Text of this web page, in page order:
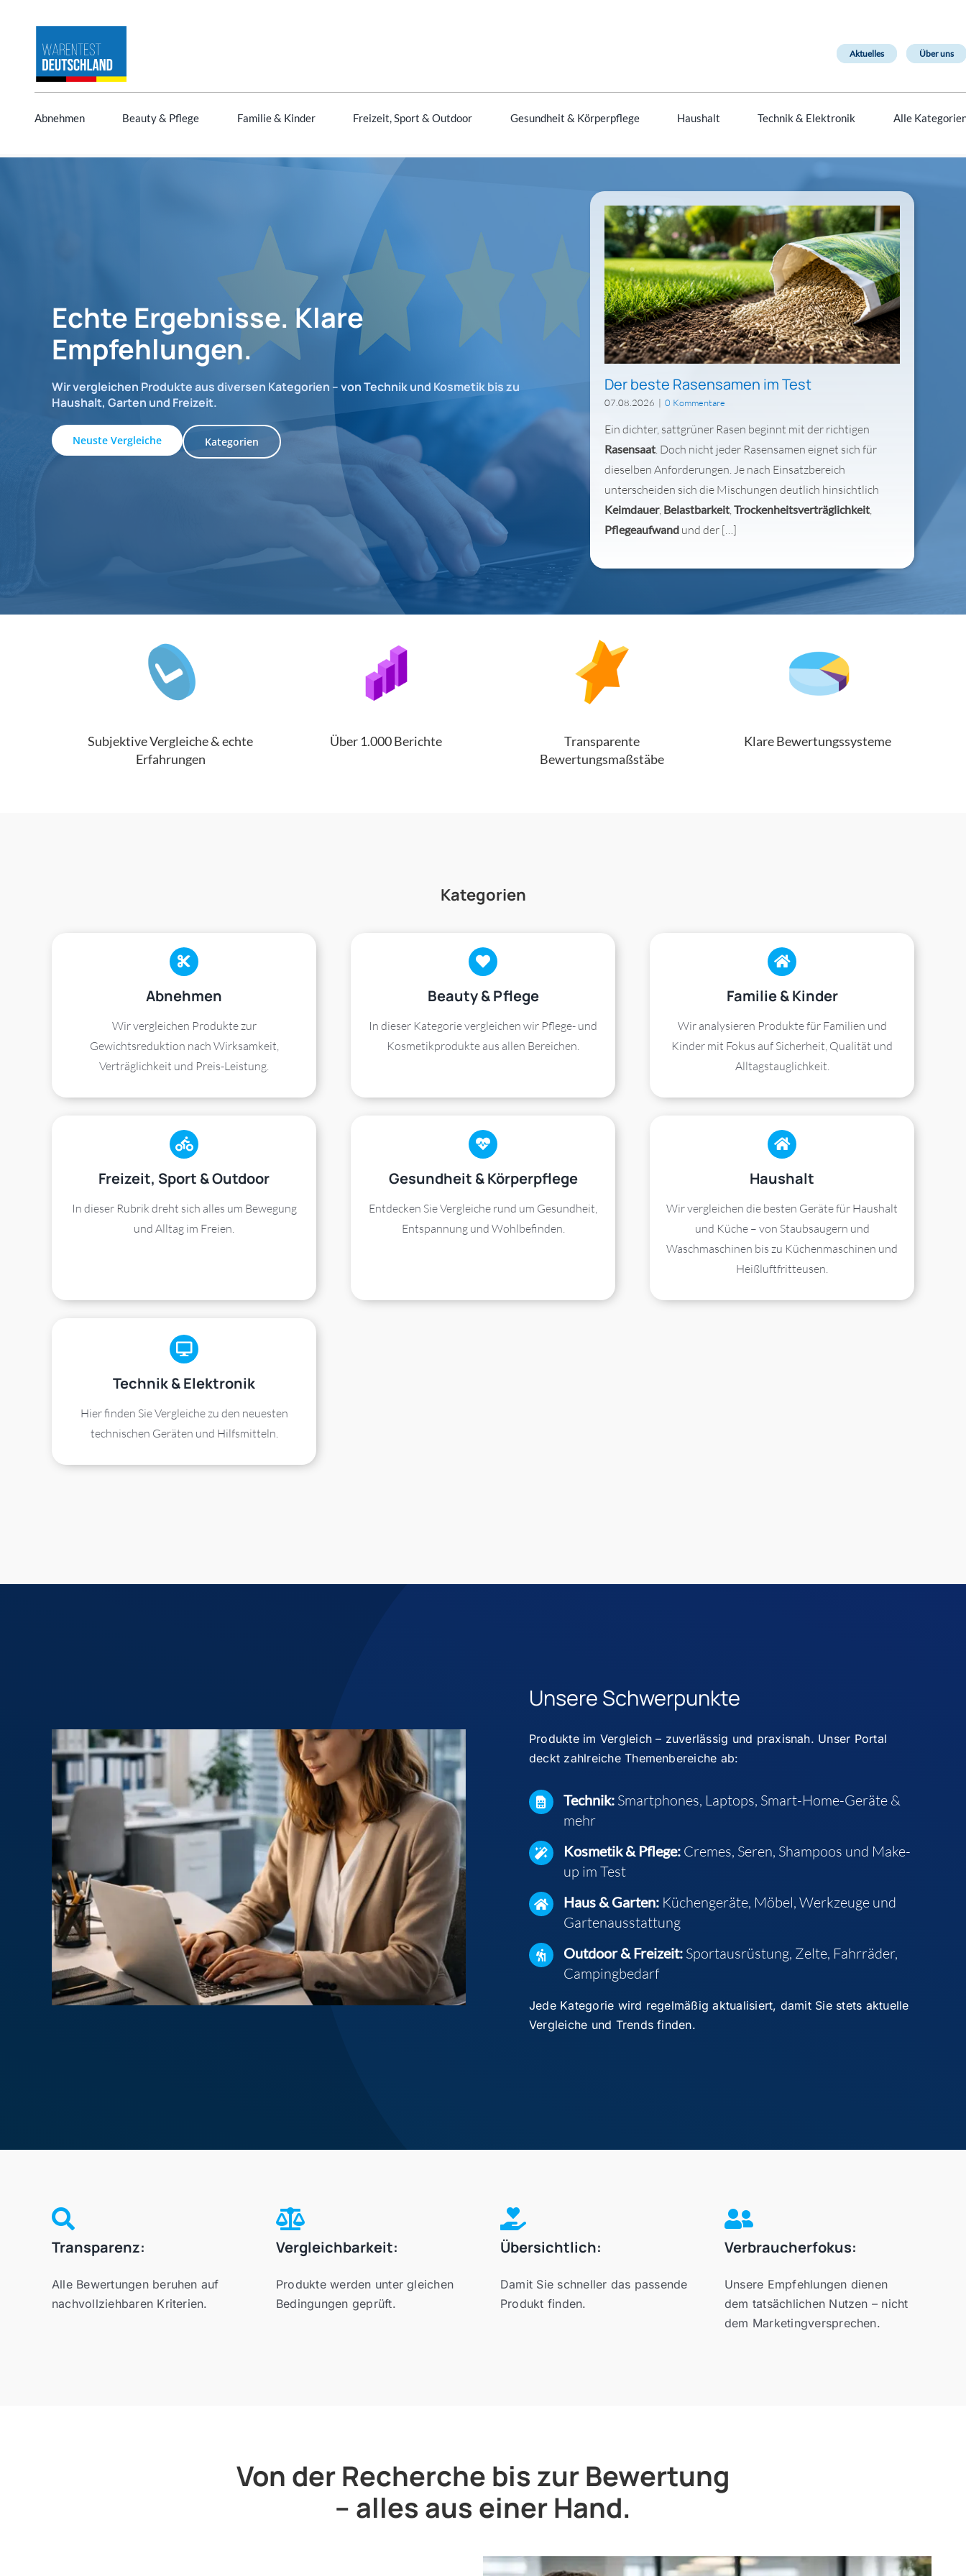
Aktuelles Über uns
Abnehmen Beauty & Pflege Familie & Kinder Freizeit, Sport & Outdoor Gesundheit & Körperpflege Haushalt Technik & Elektronik Alle
Echte Ergebnisse. Klare
Empfehlungen.
Wir vergleichen Produkte aus diversen Kategorien – von Technik und Kosmetik bis zu
Haushalt, Garten und Freizeit.
Neuste Vergleiche Kategorien
Der beste Rasensamen im Test
07.08.2026 | 0 Kommentare
Ein dichter, sattgrüner Rasen beginnt mit der richtigen
Rasensaat. Doch nicht jeder Rasensamen eignet sich für
dieselben Anforderungen. Je nach Einsatzbereich
unterscheiden sich die Mischungen deutlich hinsichtlich
Keimdauer, Belastbarkeit, Trockenheitsverträglichkeit,
Pflegeaufwandund der […]
Subjektive Vergleiche & echte
Erfahrungen
Über 1.000 Berichte
Transparente
Bewertungsmaßstäbe
Klare Bewertungssysteme
Kategorien
Abnehmen
Wir vergleichen Produkte zur
Gewichtsreduktion nach Wirksamkeit,
Verträglichkeit und Preis-Leistung.
Beauty & Pflege
In dieser Kategorie vergleichen wir Pflege- und
Kosmetikprodukte aus allen Bereichen.
Familie & Kinder
Wir analysieren Produkte für Familien und
Kinder mit Fokus auf Sicherheit, Qualität und
Alltagstauglichkeit.
Freizeit, Sport & Outdoor
In dieser Rubrik dreht sich alles um Bewegung
und Alltag im Freien.
Gesundheit & Körperpflege
Entdecken Sie Vergleiche rund um Gesundheit,
Entspannung und Wohlbefinden.
Haushalt
Wir vergleichen die besten Geräte für Haushalt
und Küche – von Staubsaugern und
Waschmaschinen bis zu Küchenmaschinen und
Heißluftfritteusen.
Technik & Elektronik
Hier finden Sie Vergleiche zu den neuesten
technischen Geräten und Hilfsmitteln.
Unsere Schwerpunkte
Produkte im Vergleich – zuverlässig und praxisnah. Unser Portal
deckt zahlreiche Themenbereiche ab:
Technik: Smartphones, Laptops, Smart-Home-Geräte &
mehr
Kosmetik & Pflege: Cremes, Seren, Shampoos und Make-
up im Test
Haus & Garten: Küchengeräte, Möbel, Werkzeuge und
Gartenausstattung
Outdoor & Freizeit:Sportausrüstung, Zelte, Fahrräder,
Campingbedarf
Jede Kategorie wird regelmäßig aktualisiert, damit Sie stets aktuelle
Vergleiche und Trends finden.
Transparenz:
Alle Bewertungen beruhen auf
nachvollziehbaren Kriterien.
Vergleichbarkeit:
Produkte werden unter gleichen
Bedingungen geprüft.
Übersichtlich:
Damit Sie schneller das passende
Produkt finden.
Verbraucherfokus:
Unsere Empfehlungen dienen
dem tatsächlichen Nutzen – nicht
dem Marketingversprechen.
Von der Recherche bis zur Bewertung
– alles aus einer Hand.